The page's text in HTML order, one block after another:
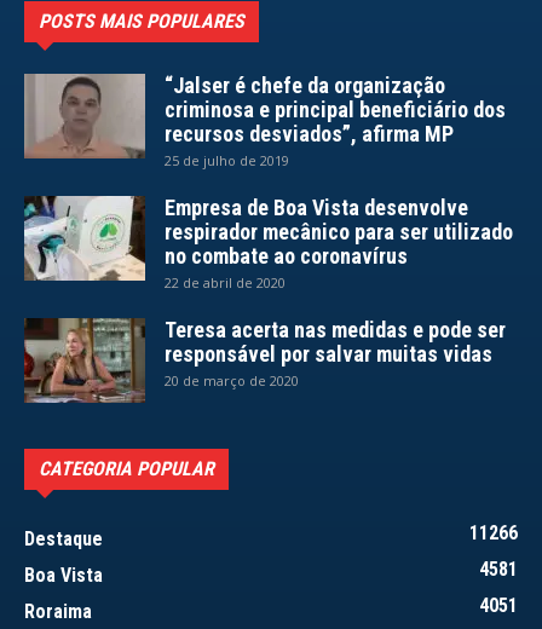
POSTS MAIS POPULARES
“Jalser é chefe da organização
criminosa e principal beneficiário dos
recursos desviados”, afirma MP
25 de julho de 2019
Empresa de Boa Vista desenvolve
respirador mecânico para ser utilizado
no combate ao coronavírus
22 de abril de 2020
Teresa acerta nas medidas e pode ser
responsável por salvar muitas vidas
20 de março de 2020
CATEGORIA POPULAR
Destaque
11266
Boa Vista
4581
Roraima
4051